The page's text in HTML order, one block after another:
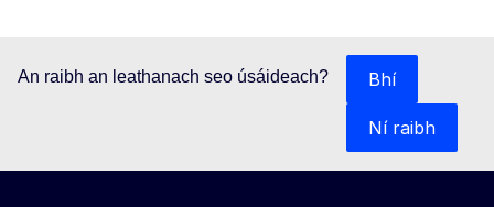
An raibh an leathanach seo úsáideach? Bhí
Ní raibh